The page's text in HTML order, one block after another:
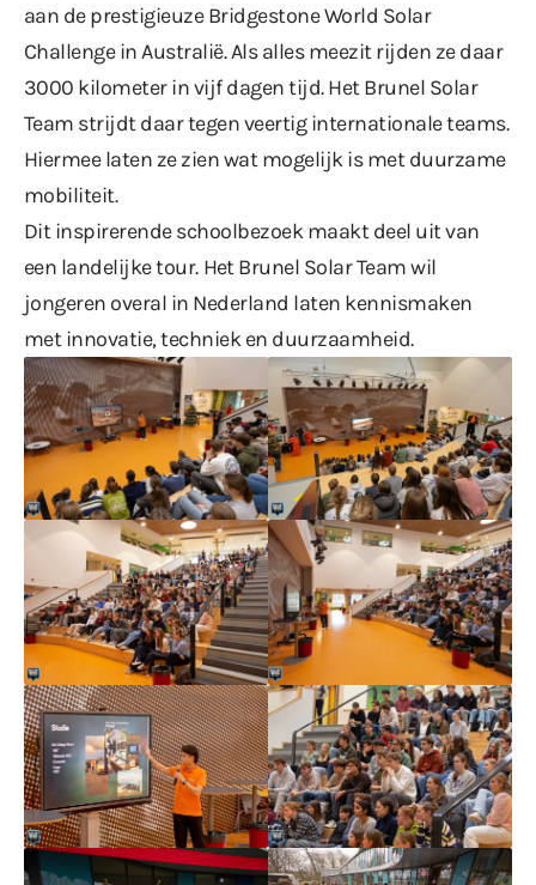
aan de prestigieuze Bridgestone World Solar
Challenge in Australië. Als alles meezit rijden ze daar
3000 kilometer in vijf dagen tijd. Het Brunel Solar
Team strijdt daar tegen veertig internationale teams.
Hiermee laten ze zien wat mogelijk is met duurzame
mobiliteit.
Dit inspirerende schoolbezoek maakt deel uit van
een landelijke tour. Het Brunel Solar Teamwil
jongeren overal in Nederland laten kennismaken
met innovatie, techniek en duurzaamheid.